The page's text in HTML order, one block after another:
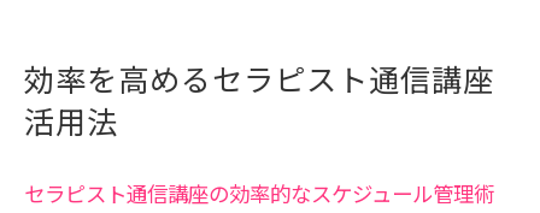
効率を高めるセラピスト通信講座
活用法
セラピスト通信講座の効率的なスケジュール管理術